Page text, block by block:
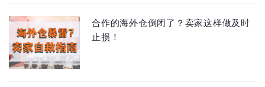
合作的海外仓倒闭了？卖家这样做及时
止损！